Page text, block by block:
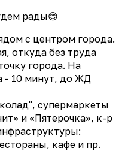
рады😊
с центром города.
откуда без труда
города. На
- 10 минут, до ЖД
супермаркеты
и «Пятерочка», к-р
кафе и пр.